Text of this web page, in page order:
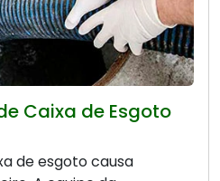
Caixa de Esgoto
de esgoto causa